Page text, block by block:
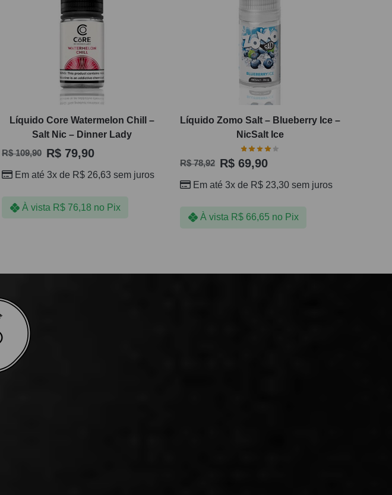
Líquido Core Watermelon Chill –
Salt Nic – Dinner Lady
R$109,90 R$79,90
Em até 3x de R$26,63 sem juros
À vista R$76,18 no Pix
Líquido Zomo Salt – Blueberry Ice –
NicSalt Ice
R$78,92 R$69,90
Em até 3x de R$23,30sem juros
À vista R$66,65 no Pix